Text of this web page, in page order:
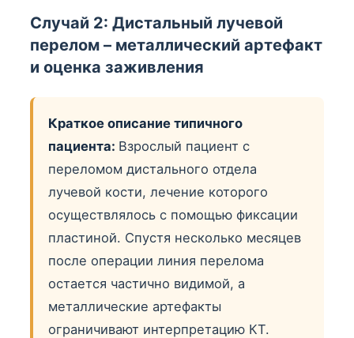
Случай 2: Дистальный лучевой
перелом – металлический артефакт
и оценка заживления
Краткое описание типичного
пациента: Взрослый пациент с
переломом дистального отдела
лучевой кости, лечение которого
осуществлялось с помощью фиксации
пластиной. Спустя несколько месяцев
после операции линия перелома
остается частично видимой, а
металлические артефакты
ограничивают интерпретацию КТ.